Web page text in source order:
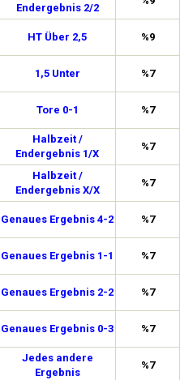
Endergebnis 2/2
HT Über 2,5 %9
1,5 Unter %7
Tore 0-1 %7
Halbzeit /
Endergebnis 1/X
%7
Halbzeit /
Endergebnis X/X
%7
Genaues Ergebnis 4-2 %7
Genaues Ergebnis 1-1 %7
Genaues Ergebnis 2-2 %7
Genaues Ergebnis 0-3 %7
Jedes andere
Ergebnis
%7